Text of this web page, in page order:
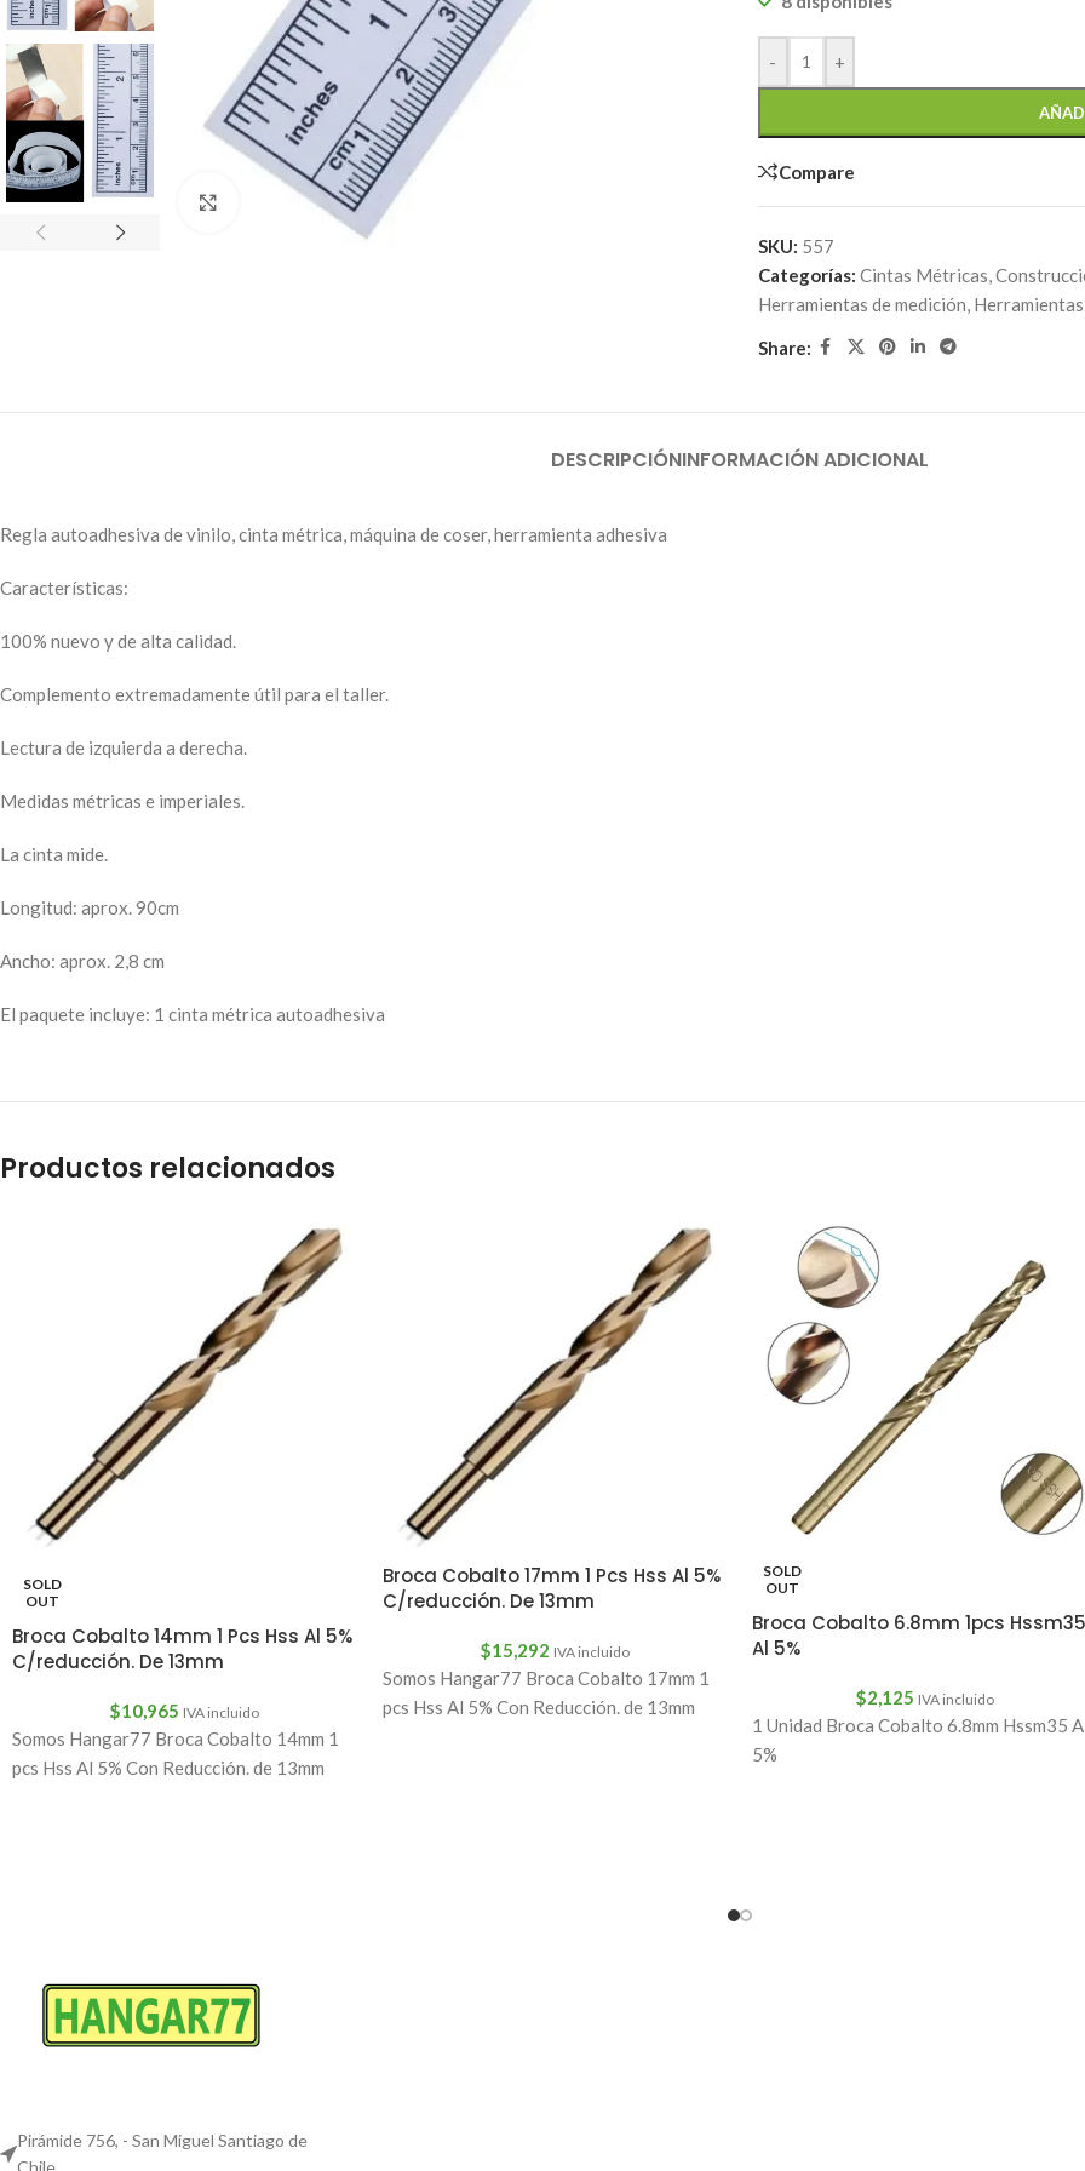
Click to enlarge
- +
Compare
SKU: 557
Categorías: Cintas Métricas,
Herramientas de medición,
Share:
DESCRIPCIÓNINFORMACIÓN ADICIONAL
Regla autoadhesiva de vinilo, cinta métrica, máquina de coser, herramienta adhesiva
Características:
100% nuevo y de alta calidad.
Complemento extremadamente útil para el taller.
Lectura de izquierda a derecha.
Medidas métricas e imperiales.
La cinta mide.
Longitud: aprox. 90cm
Ancho: aprox. 2,8 cm
El paquete incluye: 1 cinta métrica autoadhesiva
Productos relacionados
SOLD
OUT
Broca Cobalto 14mm 1 Pcs Hss Al 5%
C/reducción. De 13mm
$10,965 IVA incluido
Somos Hangar77 Broca Cobalto 14mm 1
pcs Hss Al 5% Con Reducción. de 13mm
Broca Cobalto 17mm 1 Pcs Hss Al 5%
C/reducción. De 13mm
$15,292 IVA incluido
Somos Hangar77 Broca Cobalto 17mm 1
pcs Hss Al 5% Con Reducción. de 13mm
SOLD
OUT
Broca Cobalto 6.8mm 1pcs Hssm35
Al 5%
$2,125 IVA incluido
1 Unidad Broca Cobalto 6.8mm Hssm35
5%
Pirámide 756, - San Miguel Santiago de